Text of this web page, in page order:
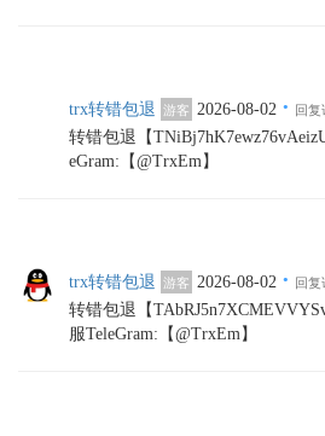
trx转错包退 游客 2026-08-02 · 回
转错包退【
eGram:【@TrxEm】
trx转错包退 游客 2026-08-02 · 回
转错包退【
服TeleGram:【@TrxEm】